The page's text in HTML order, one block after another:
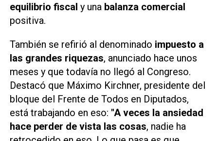
equilibrio fiscal y una balanza comercial
positiva.
También se refirió al denominado impuesto a
las grandes riquezas, anunciado hace unos
meses y que todavía no llegó al Congreso.
Destacó que Máximo Kirchner, presidente del
bloque del Frente de Todos en Diputados,
está trabajando en eso: "A veces la ansiedad
hace perder de vista las cosas, nadie ha